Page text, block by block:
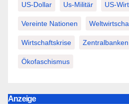
US-Dollar Us-Militär US-
Vereinte Nationen
Wirtschaftskrise Zentralbanken
Ökofaschismus
Anzeige